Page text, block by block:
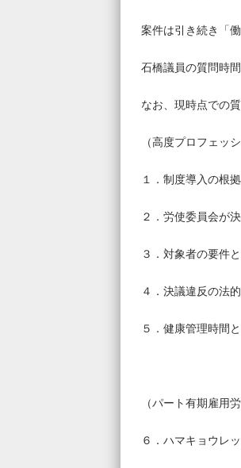
案件は引き続き「
石橋議員の質問時
なお、現時点での
（高度プロフェッ
１．制度導入の根
２．労使委員会が
３．対象者の要件
４．決議違反の法
５．健康管理時間
（パート有期雇用
６．ハマキョウレ